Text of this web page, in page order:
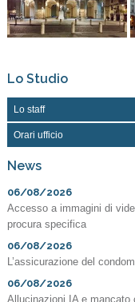
Lo Studio
Lo staff
Orari ufficio
News
06/08/2026
Accesso a immagini di
procura specifica
06/08/2026
L’assicurazione del
06/08/2026
Allucinazioni IA e mancato